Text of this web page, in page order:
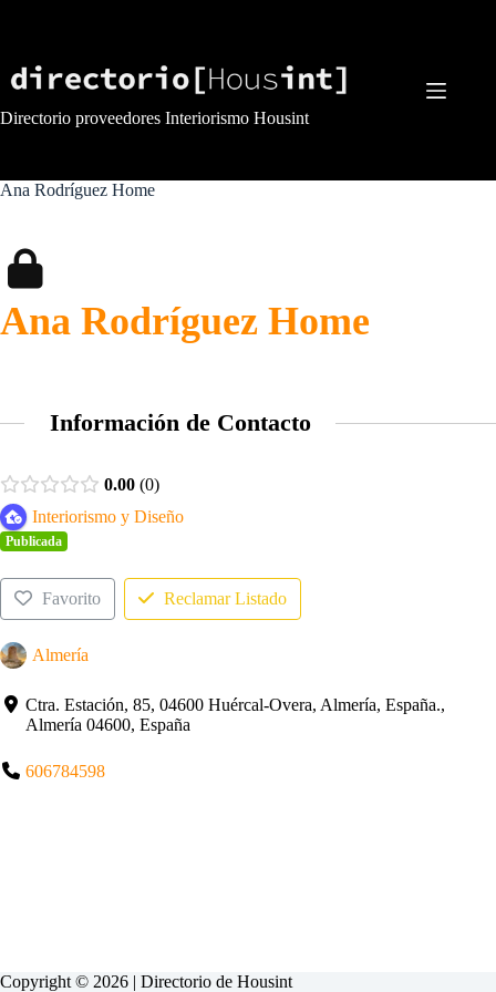
Directorio proveedores Interiorismo Housint
Ana Rodríguez Home
Ana Rodríguez Home
Información de Contacto
0.00 0
Interiorismo y Diseño
Publicada
Favorito Reclamar Listado
Almería
Ctra. Estación, 85, 04600 Huércal-Overa, Almería, España.,
Almería 04600, España
606784598
Copyright © 2026 | Directorio de Housint